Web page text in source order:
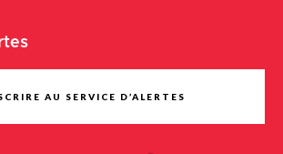
AU SERVICE D’ALERTES